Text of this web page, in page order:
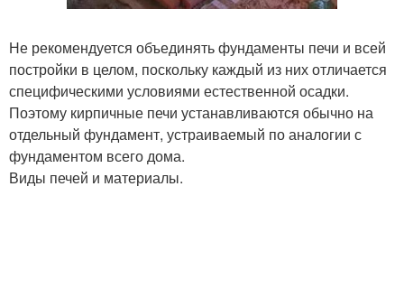
Не рекомендуется объединять фундаменты печи и всей
постройки в целом, поскольку каждый из них отличается
специфическими условиями естественной осадки.
Поэтому кирпичные печи устанавливаются обычно на
отдельный фундамент, устраиваемый по аналогии с
фундаментом всего дома.
Виды печей и материалы.